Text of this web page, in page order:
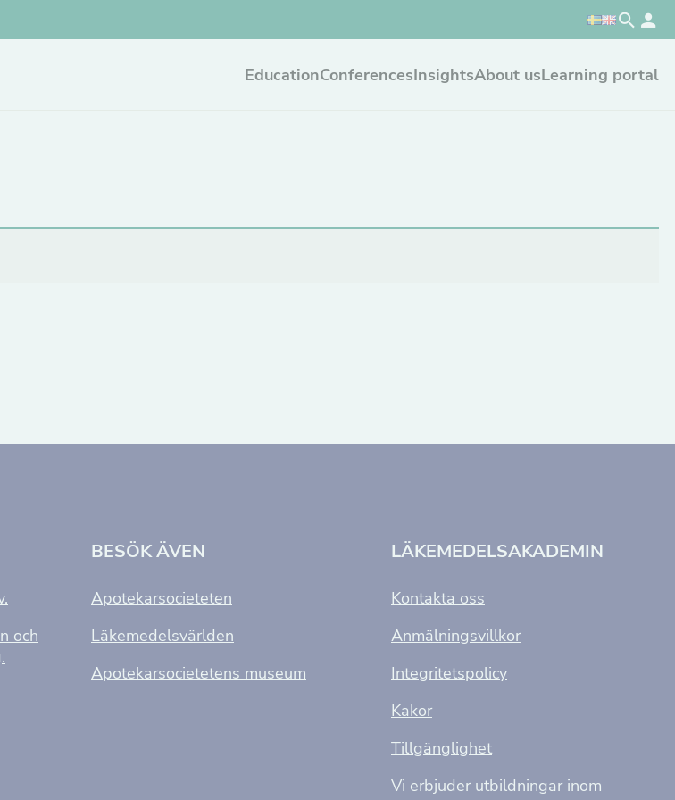
EducationConferencesInsightsAbout usLearning portal
och
BESÖK ÄVEN
Apotekarsocieteten
Läkemedelsvärlden
Apotekarsocietetens museum
LÄKEMEDELSAKADEMIN
Kontakta oss
Anmälningsvillkor
Integritetspolicy
Kakor
Tillgänglighet
Vi erbjuder utbildningar inom